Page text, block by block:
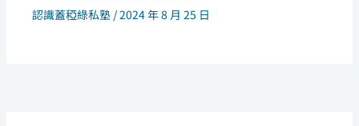
認識蓋稏綠私塾 /2024 年 8 月 25 日